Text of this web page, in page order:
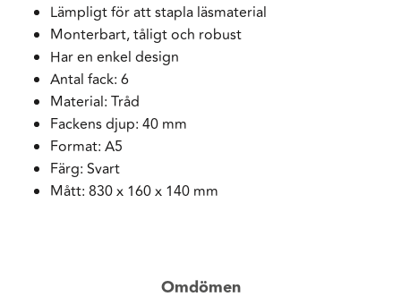
Lämpligt för att stapla läsmaterial
Monterbart, tåligt och robust
Har en enkel design
Antal fack: 6
Material: Tråd
Fackens djup: 40 mm
Format: A5
Färg: Svart
Mått: 830 x 160 x 140 mm
Omdömen